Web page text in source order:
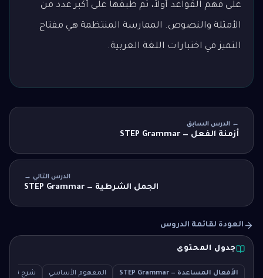
على فهم القواعد أولاً، ثم طبقها على أكبر عدد من
الأمثلة والنصوص. الممارسة المنتظمة هي مفتاح
التميز في اختبارات اللغة العربية.
← الدرس السابق
أزمنة الفعل — STEP Grammar
الدرس التالي →
الجمل الشرطية — STEP Grammar
العودة لقائمة الدروس
جدول المحتوى
الأفعال المساعدة — STEP Grammar المفهوم الأساسي شرح